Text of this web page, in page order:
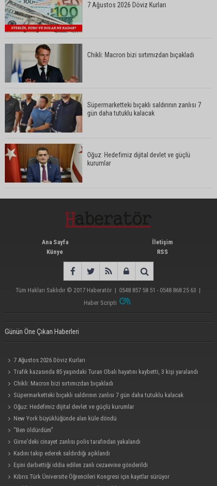
7 Ağustos 2026 Döviz Kurları
Chikli: Macron bizi sırtımızdan bıçakladı
Süpermarketteki bıçaklı saldırının zanlısı 7
gün daha tutuklu kalacak
Oğuz: Hedefimiz dijital devlet ve güçlü
kurumlar
Ana Sayfa
Künye
İletişim
RSS
Tüm Hakları Saklıdır © 2017 Haberatör| 0548 857 58 51 - 0548 868 25 63 |
Haber Scripti
Günün Öne Çıkan Haberleri
7 Ağustos 2026 Döviz Kurları
Trafik kazasında 85 yaşındaki Turan Obalı hayatını kaybetti, 3 kişi yaralandı
Chikli: Macron bizi sırtımızdan bıçakladı
Süpermarketteki bıçaklı saldırının zanlısı 7 gün daha tutuklu kalacak
Oğuz: Hedefimiz dijital devlet ve güçlü kurumlar
New York büyüklüğünde alan küle döndü
"Ben öldürdüm"
Girne'deki cinayet zanlısı polis tarafından yakalandı
Kadını takip ederek saldırdığı açıklandı
Eşini darbettiği iddia edilen zanlı cezaevine gönderildi
Kıbrıs Türk Üniversite Öğrencileri Kongresi için kayıtlar sürüyor